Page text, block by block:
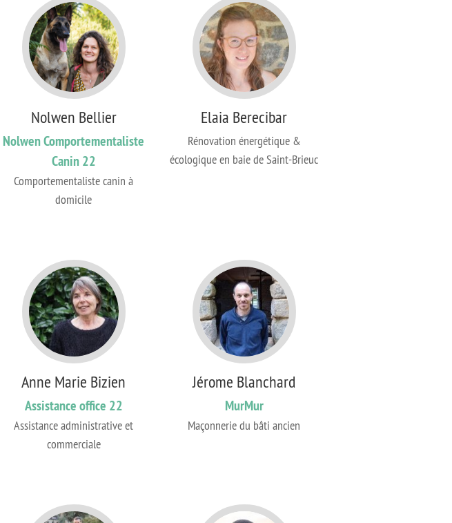
Nolwen Bellier
Nolwen Comportementaliste
Canin 22
Comportementaliste canin à
domicile
Elaia Berecibar
Rénovation énergétique &
écologique en baie de Saint-Brieuc
Anne Marie Bizien
Assistance office 22
Assistance administrative et
commerciale
Jérome Blanchard
MurMur
Maçonnerie du bâti ancien